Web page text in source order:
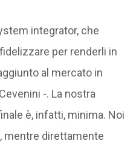
integrator, che
per renderli in
al mercato in
-. La nostra
è, infatti, minima. Noi
mentre direttamente